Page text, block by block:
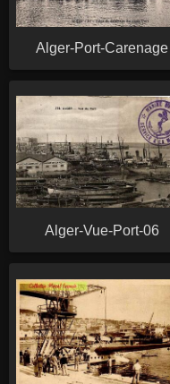
Alger-Port-Carenage
Alger-Vue-Port-06